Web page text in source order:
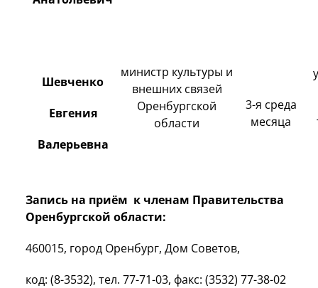
Шевченко
Евгения
Валерьевна
министр культуры и
внешних связей
Оренбургской
области
3-я среда
месяца
Запись на приём к членам Правительства
Оренбургской области:
460015, город Оренбург, Дом Советов,
код: (8-3532), тел. 77-71-03, факс: (3532) 77-38-02